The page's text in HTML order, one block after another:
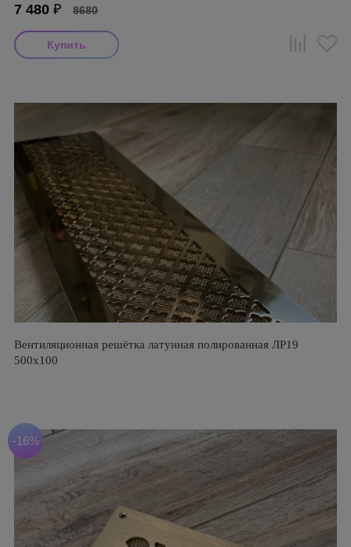
7 480 ₽ 8680
Вентиляционная решётка латунная полированная ЛР19
500х100
-16%